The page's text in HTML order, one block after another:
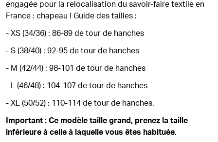
engagée pour la relocalisation du savoir-faire textile en
France : chapeau ! Guide des tailles :
- XS (34/36) : 86-89 de tour de hanches
- S (38/40) : 92-95 de tour de hanches
- M (42/44) : 98-101 de tour de hanches
- L (46/48) : 104-107 de tour de hanches
- XL (50/52) : 110-114 de tour de hanches.
Important : Ce modèle taille grand, prenez la taille
inférieure à celle à laquelle vous êtes habituée.